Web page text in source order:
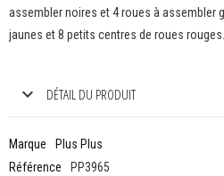
assembler noires et 4 roues à assembler
jaunes et 8 petits centres de roues rouges.
DÉTAIL DU PRODUIT
Marque
Plus Plus
Référence
PP3965